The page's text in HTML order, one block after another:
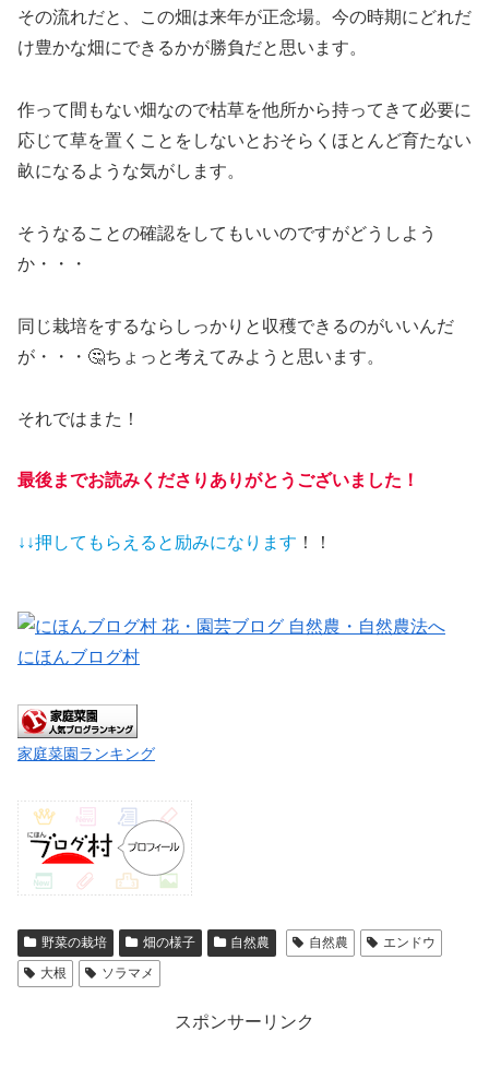
その流れだと、この畑は来年が正念場。今の時期にどれだ
け豊かな畑にできるかが勝負だと思います。
作って間もない畑なので枯草を他所から持ってきて必要に
応じて草を置くことをしないとおそらくほとんど育たない
畝になるような気がします。
そうなることの確認をしてもいいのですがどうしよう
か・・・
同じ栽培をするならしっかりと収穫できるのがいいんだ
が・・・🤔ちょっと考えてみようと思います。
それではまた！
最後までお読みくださりありがとうございました！
↓↓押してもらえると 励みになります ！！
にほんブログ村
家庭菜園ランキング
野菜の栽培 畑の様子 自然農 自然農
エンドウ
大根
ソラマメ
スポンサーリンク